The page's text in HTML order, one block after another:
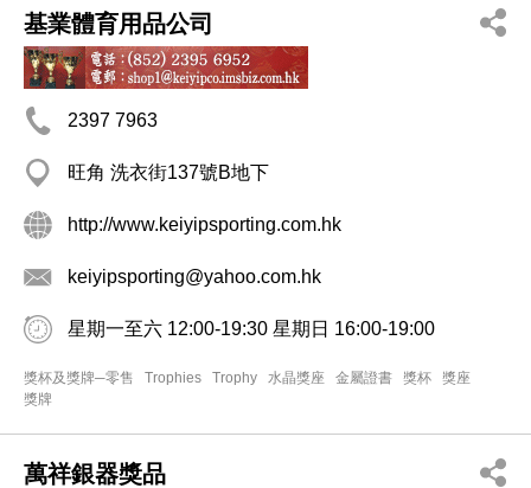
基業體育用品公司
2397 7963
旺角 洗衣街137號B地下
http://www.keiyipsporting.com.hk
keiyipsporting@yahoo.com.hk
星期一至六 12:00-19:30 星期日 16:00-19:00
獎杯及獎牌─零售 Trophies Trophy 水晶獎座 金屬證書 獎杯
獎座
獎牌
萬祥銀器獎品